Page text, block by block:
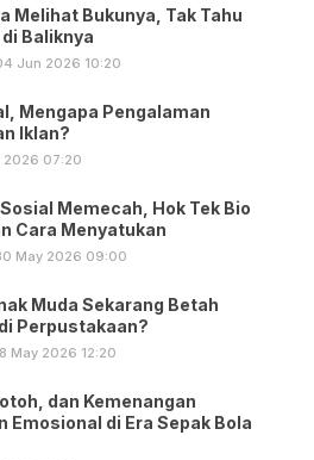
Melihat Bukunya, Tak Tahu
Baliknya
Jun 2026 10:20
Mengapa Pengalaman
Iklan?
2026 07:20
Memecah, Hok Tek Bio
Cara Menyatukan
May 2026 09:00
Muda Sekarang Betah
Perpustakaan?
May 2026 12:20
dan Kemenangan
Emosional di Era Sepak Bola